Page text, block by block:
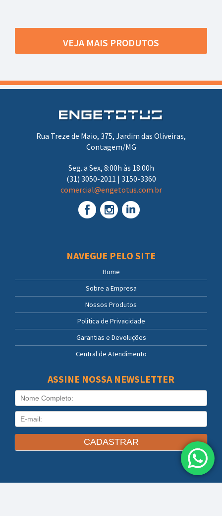
VEJA MAIS PRODUTOS
Rua Treze de Maio, 375, Jardim das Oliveiras,
Contagem/MG
Seg. a Sex, 8:00h às 18:00h
(31) 3050-2011 | 3150-3360
comercial@engetotus.com.br
NAVEGUE PELO SITE
Home
Sobre a Empresa
Nossos Produtos
Política de Privacidade
Garantias e Devoluções
Central de Atendimento
ASSINE NOSSA NEWSLETTER